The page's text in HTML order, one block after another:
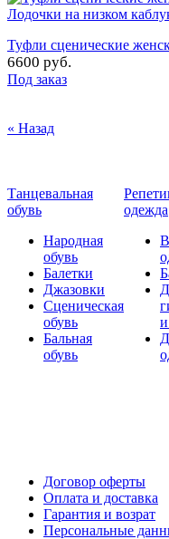
Туфли сценические
6600 руб.
Под заказ
« Назад
Танцевальная
обувь
Народная
обувь
Балетки
Джазовки
Сценическая
обувь
Бальная
обувь
одежда
Договор оферты
Оплата и доставка
Гарантия и возрат
Персональные